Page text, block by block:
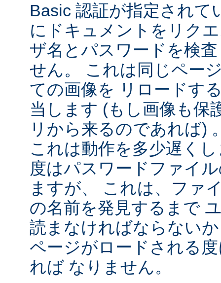
Basic 認証が指定されて
にドキュメントをリク
ザ名とパスワードを検
せん。 これは同じペー
ての画像を リロードす
当します (もし画像も保
リから来るのであれば)
これは動作を多少遅く
度はパスワードファイ
ますが、 これは、ファ
の名前を発見するまで
読まなければならない
ページがロードされる
れば なりません。